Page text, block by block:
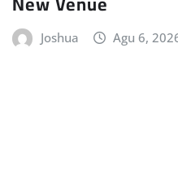
Joshua Agu 6,